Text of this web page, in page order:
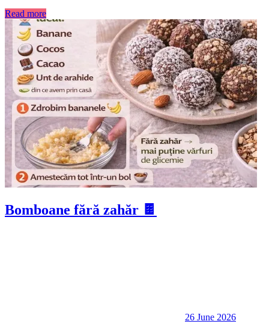
Read more
Bomboane fără zahăr 🍫
26 June 2026